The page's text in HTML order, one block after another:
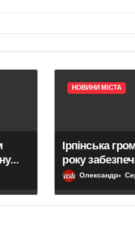
НОВИНИ МІСТА
Ірпінська
року
одиницями
Олександр